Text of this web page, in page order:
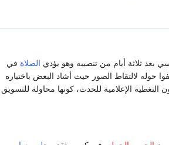
بعد ثلاثة أيام من تنصيبه وهو يؤدي الصلاة في
حوله لالتقاط الصور حيث أشاد البعض باختياره
التغطية الإعلامية للحدث، كونها محاولة للتسويق